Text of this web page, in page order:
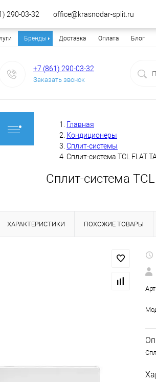
Бренды Доставка Оплата Блог
+7 (861) 290-03-32
Заказать звонок
Главная
Кондиционеры
Сплит-системы
Сплит-система TCL FLAT
Сплит-система
ХАРАКТЕРИСТИКИ ПОХОЖИЕ ТОВАРЫ
290-03-32 office@krasnodar-split.ru